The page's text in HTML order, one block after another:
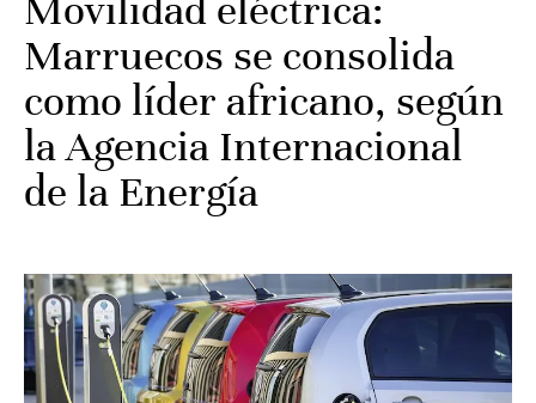
Marruecos se consolida
como líder africano, según
la Agencia Internacional
de la Energía